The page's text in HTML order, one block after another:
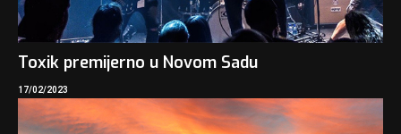
Toxik premijerno u Novom Sadu
17/02/2023